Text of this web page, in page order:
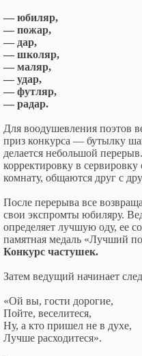
— юбиляр,
— пожар,
— дар,
— школяр,
— маляр,
— удар,
— футляр,
— радар.
Для воодушевления поэтов
приз конкурса — бутылку
делается небольшой
корректировку в
комнату, общаются друг с
После перерыва все
свои экспромты юбиляру.
определяет лучшую оду, ее
памятная медаль «Лучший
Конкурс частушек.
Затем ведущий начинает
«Ой вы, гости дорогие,
Пойте, веселитеся,
Ну, а кто пришел не в духе,
Лучше расходитеся».